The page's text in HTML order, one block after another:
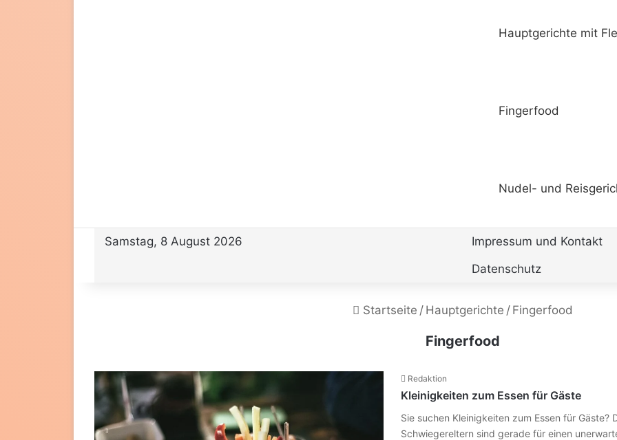
Hauptgerichte mit
Fingerfood
Nudel- und
Samstag, 8 August 2026
Impressum und Kontakt
Datenschutz
Startseite / Hauptgerichte / Fingerfood
Fingerfood
Redaktion
Kleinigkeiten zum Essen für Gäste
Sie suchen Kleinigkeiten zum Essen für Gäste?
Schwiegereltern sind gerade für einen